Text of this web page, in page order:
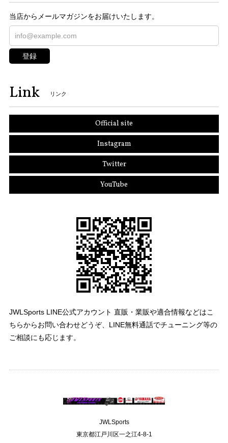
当店からメールマガジンをお届けいたします。
登録
Link リンク
Official site
Instagram
Twitter
YouTube
JWLSports LINE公式アカウント 直販・業販や適合情報などはこ
ちらからお問い合わせどうぞ、LINE無料通話でチューニング等の
ご相談にも応じます。
JWLSports
東京都江戸川区一之江4-8-1